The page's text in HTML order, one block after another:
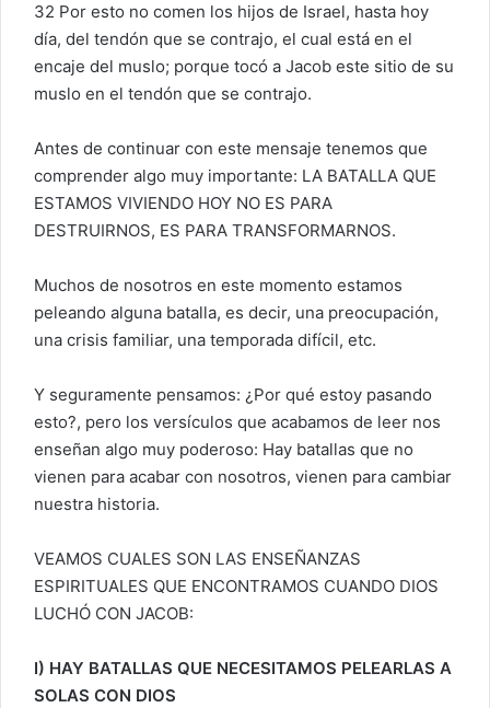
32 Por esto no comen los hijos de Israel, hasta hoy
día, del tendón que se contrajo, el cual está en el
encaje del muslo; porque tocó a Jacob este sitio de su
muslo en el tendón que se contrajo.
Antes de continuar con este mensaje tenemos que
comprender algo muy importante: LA BATALLA QUE
ESTAMOS VIVIENDO HOY NO ES PARA
DESTRUIRNOS, ES PARA TRANSFORMARNOS.
Muchos de nosotros en este momento estamos
peleando alguna batalla, es decir, una preocupación,
una crisis familiar, una temporada difícil, etc.
Y seguramente pensamos: ¿Por qué estoy pasando
esto?, pero los versículos que acabamos de leer nos
enseñan algo muy poderoso: Hay batallas que no
vienen para acabar con nosotros, vienen para cambiar
nuestra historia.
VEAMOS CUALES SON LAS ENSEÑANZAS
ESPIRITUALES QUE ENCONTRAMOS CUANDO DIOS
LUCHÓ CON JACOB:
I) HAY BATALLAS QUE NECESITAMOS PELEARLAS A
SOLAS CON DIOS